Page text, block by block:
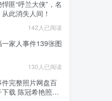
匪“呼兰大侠”，名
此消失人间！
142人已阅读
家人事件139张图
130人已阅读
完整照片网盘百
载 陈冠希艳照门